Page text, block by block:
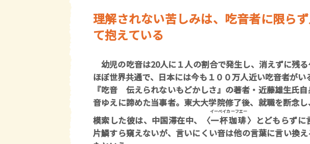
理解されない苦しみは、吃音者に限ら
て抱えている
幼児の吃音は20人に１人の割合で発生し、消えずに残
ほぼ世界共通で、日本には今も１００万人近い吃音者がい
『吃音 伝えられないもどかしさ』の著者・近藤雄生氏
音ゆえに諦めた当事者。東大大学院修了後、就職を断念
模索した彼は、中国滞在中、〈一杯珈琲
イーベイカーフエー
〉とどもらずに
片鱗すら窺えないが、言いにくい音は他の言葉に言い換